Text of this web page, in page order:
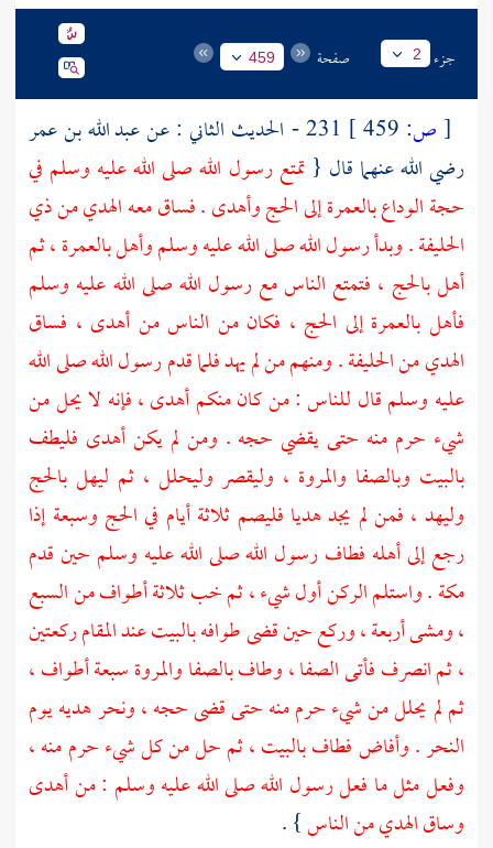
جزء 2 صفحة 459
[ص: 231 - الحديث الثاني : عن
عبد الله بن عمر
رضي الله عنهما قال {تمتع رسول الله صلى الله عليه وسلم في
حجة الوداع بالعمرة إلى الحج وأهدى . فساق معه الهدي منذي
الحليفة. وبدأ رسول الله صلى الله عليه وسلم وأهل بالعمرة ، ثم
أهل بالحج ، فتمتع الناس مع رسول الله صلى الله عليه وسلم
فأهل بالعمرة إلى الحج ، فكان من الناس من أهدى ، فساق
الهدي منالحليفة. ومنهم من لم يهد فلما قدم رسول الله صلى الله
عليه وسلم قال للناس : من كان منكم أهدى ، فإنه لا يحل من
شيء حرم منه حتى يقضي حجه . ومن لم يكن أهدى فليطف
بالبيت وبالصفا والمروة ، وليقصر وليحلل ، ثم ليهل بالحج
وليهد ، فمن لم يجد هديا فليصم ثلاثة أيام في الحج وسبعة إذا
رجع إلى أهله فطاف رسول الله صلى الله عليه وسلم حين قدم
مكة. واستلم الركن أول شيء ، ثم خب ثلاثة أطواف من السبع
، ومشى أربعة ، وركع حين قضى طوافهبالبيتعندالمقامركعتين
، ثم انصرف فأتىالصفا، وطافبالصفاوالمروةسبعة أطواف ،
ثم لم يحلل من شيء حرم منه حتى قضى حجه ، ونحر هديه يوم
النحر . وأفاض فطافبالبيت، ثم حل من كل شيء حرم منه ،
وفعل مثل ما فعل رسول الله صلى الله عليه وسلم : من أهدى
وساق الهدي من الناس} .